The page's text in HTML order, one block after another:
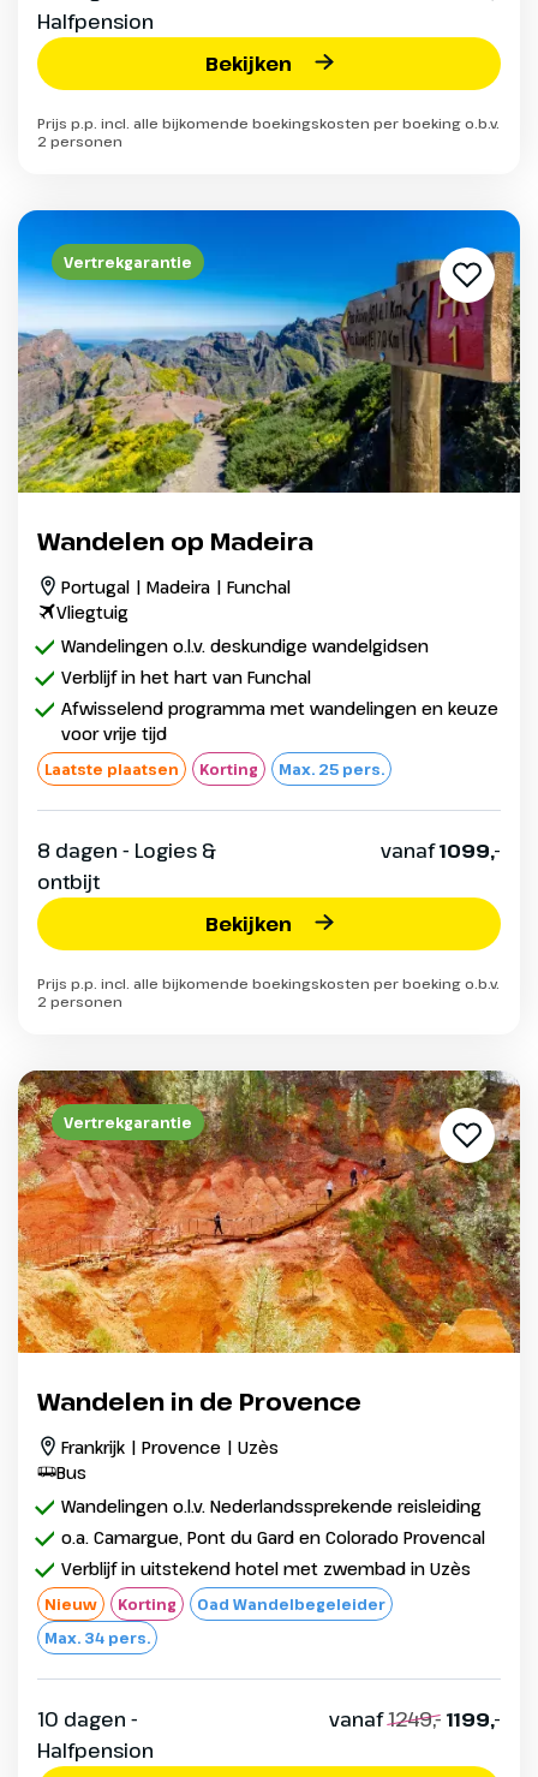
Halfpension
Bekijken
Prijs p.p. incl. alle bijkomende boekingskosten per boeking o.b.v.
2 personen
Vertrekgarantie
Wandelen op Madeira
Portugal | Madeira | Funchal
Vliegtuig
Wandelingen o.l.v. deskundige wandelgidsen
Verblijf in het hart van Funchal
Afwisselend programma met wandelingen en keuze
voor vrije tijd
Laatste plaatsen Korting Max. 25 pers.
8 dagen - Logies &
ontbijt
vanaf1099,-
Bekijken
Prijs p.p. incl. alle bijkomende boekingskosten per boeking o.b.v.
2 personen
Vertrekgarantie
Wandelen in de Provence
Frankrijk | Provence | Uzès
Bus
Wandelingen o.l.v. Nederlandssprekende reisleiding
o.a. Camargue, Pont du Gard en Colorado Provencal
Verblijf in uitstekend hotel met zwembad in Uzès
Nieuw Korting
Oad Wandelbegeleider
Max. 34 pers.
10 dagen -
Halfpension
vanaf1249,- 1199,-